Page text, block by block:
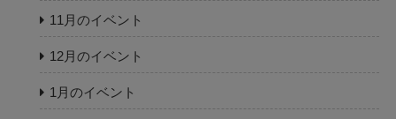
11月のイベント
12月のイベント
1月のイベント